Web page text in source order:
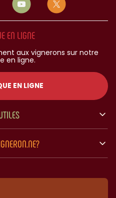
EN LIGNE
aux vignerons sur notre
en ligne.
EN LIGNE